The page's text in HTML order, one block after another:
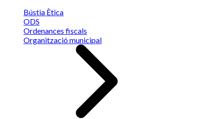
Bústia Ètica
ODS
Ordenances fiscals
Organització municipal